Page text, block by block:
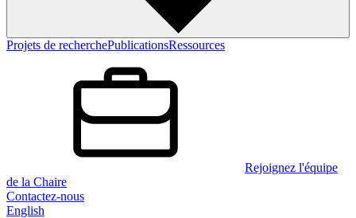
Projets de recherchePublicationsRessources
Rejoignez l'équipe
de la Chaire
Contactez-nous
English